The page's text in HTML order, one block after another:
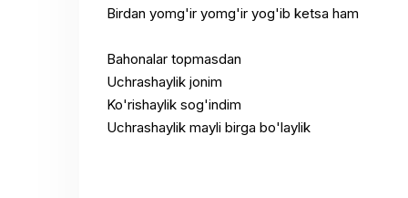
Birdan yomg'ir yomg'ir yog'ib ketsa ham
Bahonalar topmasdan
Uchrashaylik jonim
Ko'rishaylik sog'indim
Uchrashaylik mayli birga bo'laylik